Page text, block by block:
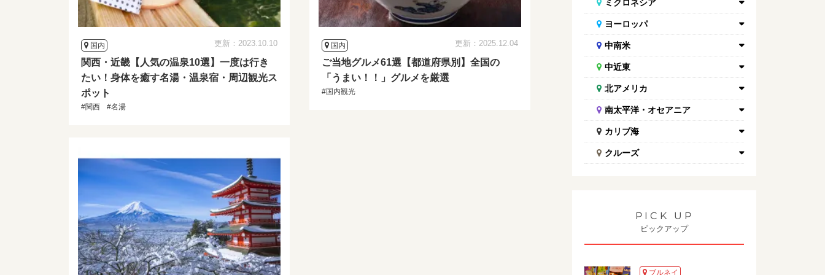
国内 更新：2023.10.10
関西・近畿【人気の温泉10選】一度は行き
たい！身体を癒す名湯・温泉宿・周辺観光ス
ポット
#関西 #名湯
国内 更新：2025.12.04
ご当地グルメ61選【都道府県別】全国の
「うまい！！」グルメを厳選
#国内観光
ミクロネシア
ヨーロッパ
中南米
中近東
北アメリカ
南太平洋・オセアニア
カリブ海
クルーズ
PICK UP
ピックアップ
ブルネイ